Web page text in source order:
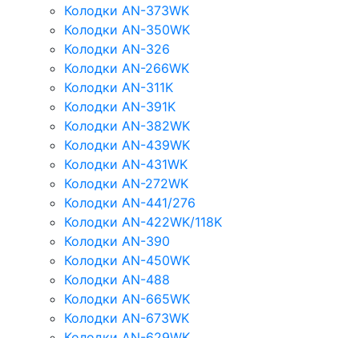
Колодки AN-373WK
Колодки AN-350WK
Колодки AN-326
Колодки AN-266WK
Колодки AN-311K
Колодки AN-391K
Колодки AN-382WK
Колодки AN-439WK
Колодки AN-431WK
Колодки AN-272WK
Колодки AN-441/276
Колодки AN-422WK/118K
Колодки AN-390
Колодки AN-450WK
Колодки AN-488
Колодки AN-665WK
Колодки AN-673WK